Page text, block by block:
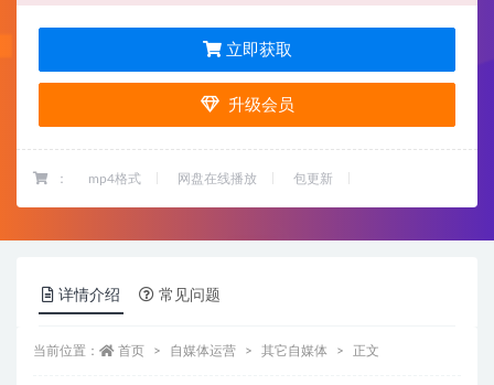
立即获取
升级会员
： mp4格式 网盘在线播放 包更新
详情介绍 常见问题
当前位置： 首页 自媒体运营 其它自媒体 正文